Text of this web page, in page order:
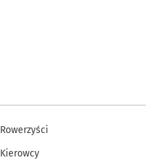
Rowerzyści
Kierowcy